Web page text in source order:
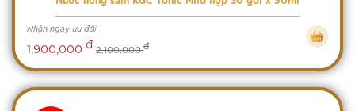
Nhận ngay ưu đãi
1,900,000 đ 2,100,000đ